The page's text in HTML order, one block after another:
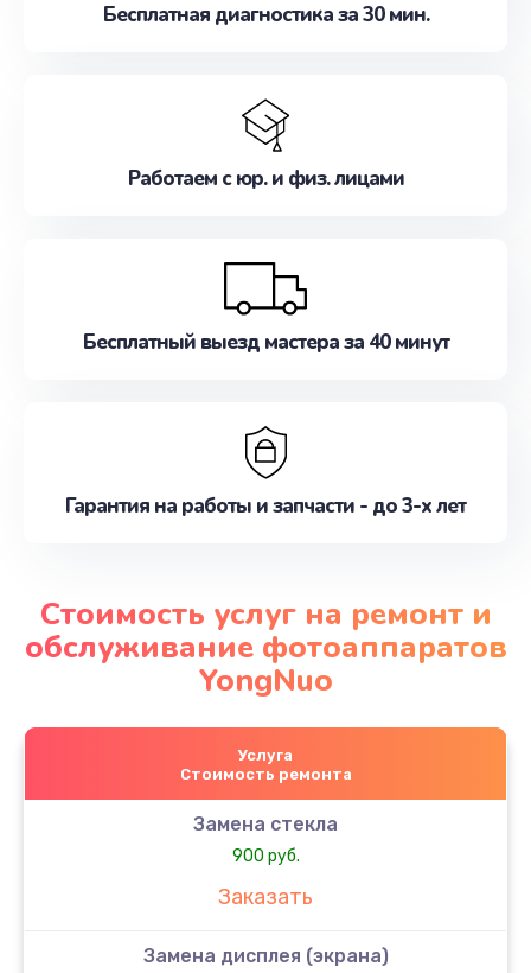
Бесплатная диагностика за 30 мин.
Работаем с юр. и физ. лицами
Бесплатный выезд мастера за 40 минут
Гарантия на работы и запчасти - до 3-х лет
Стоимость услуг на ремонт и
обслуживание фотоаппаратов
YongNuo
Услуга
Стоимость ремонта
Замена стекла
900 руб.
Заказать
Замена дисплея (экрана)